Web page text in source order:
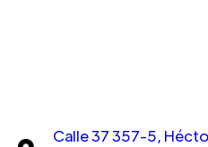
Calle 37 357-5,